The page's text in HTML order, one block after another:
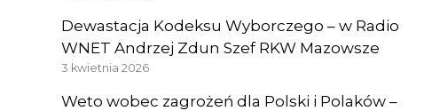
Dewastacja Kodeksu Wyborczego – w Radio
WNET Andrzej Zdun Szef RKW Mazowsze
3 kwietnia 2026
Weto wobec zagrożeń dla Polski i Polaków –